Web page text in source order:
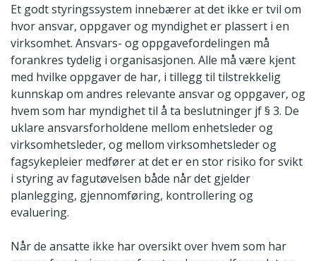
Et godt styringssystem innebærer at det ikke er tvil om
hvor ansvar, oppgaver og myndighet er plassert i en
virksomhet. Ansvars- og oppgavefordelingen må
forankres tydelig i organisasjonen. Alle må være kjent
med hvilke oppgaver de har, i tillegg til tilstrekkelig
kunnskap om andres relevante ansvar og oppgaver, og
hvem som har myndighet til å ta beslutninger jf § 3. De
uklare ansvarsforholdene mellom enhetsleder og
virksomhetsleder, og mellom virksomhetsleder og
fagsykepleier medfører at det er en stor risiko for svikt
i styring av fagutøvelsen både når det gjelder
planlegging, gjennomføring, kontrollering og
evaluering.
Når de ansatte ikke har oversikt over hvem som har